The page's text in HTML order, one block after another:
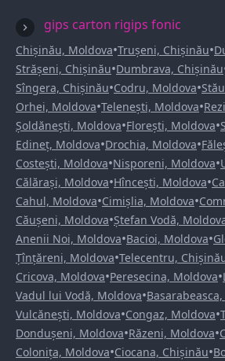
gips carton rigips fonic
Chișinău, Moldova•Trușeni, Chișinău•
Strășeni, Chișinău•Dumbrava, Chișinău
Sîngera, Chișinău•Codru, Moldova•
Orhei, Moldova•Telenești, Moldova•
Șoldănești, Moldova•Florești, Moldova•
Edineț, Moldova•Drochia, Moldova•
Costești, Moldova•Nisporeni, Moldova•
Călărași, Moldova•Hîncești, Moldova•
Cahul, Moldova•Cimișlia, Moldova•
Căușeni, Moldova•Ștefan Vodă,
Anenii Noi, Moldova•Bacioi, Moldova•
Țînțăreni, Moldova•Telecentru,
Cricova, Moldova•Peresecina, Moldova•
Vadul lui Vodă, Moldova•
Vulcănești, Moldova•Congaz, Moldova•
Dondușeni, Moldova•Răzeni, Moldova•
Colonița, Moldova•Ciocana, Chișinău•